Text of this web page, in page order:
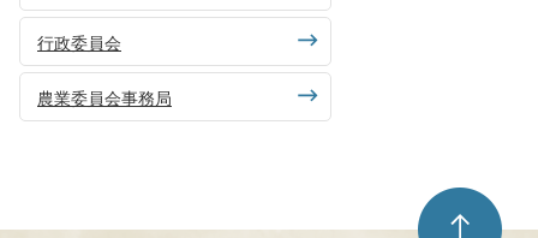
行政委員会
農業委員会事務局
ペ
ー